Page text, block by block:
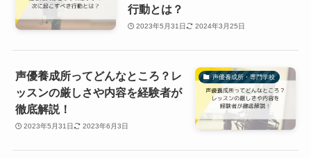
行動とは？
2023年5月31日 2024年3月25日
声優養成所・専門学校
声優養成所ってどんなところ？レ
ッスンの厳しさや内容を経験者が
徹底解説！
2023年5月31日 2023年6月3日